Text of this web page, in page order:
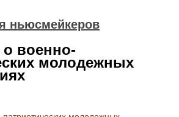
ньюсмейкеров
военно-
молодежных